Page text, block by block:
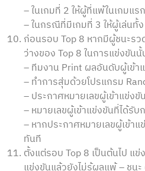
– ในเกมที่ 2 ให้ผู้ที่แพ้ในเกมแ
– ในกรณีที่มีเกมที่ 3 ให้ผู้เล่นทั้
ก่อนรอบ Top 8 หากมีผู้ชนะร
ว่างของ Top 8 ในการแข่งขัน
– ทีมงาน Print ผลอันดับผู้เข้า
– ทำการสุ่มด้วยโปรแกรม
– ประกาศหมายเลขผู้เข้าแข่ง
– หมายเลขผู้เข้าแข่งขันที่ได้รั
– หากประกาศหมายเลขผู้เข้า
ทันที
ตั้งแต่รอบ Top 8 เป็นต้นไป แ
แข่งขันแล้วยังไม่รู้ผลแพ้ – ชน